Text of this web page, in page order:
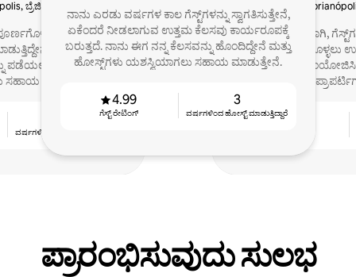
ಬ್ರೆಜಿಲ್
ನಂತರ, ನಾನು
ಮತ್ತು ಹೋಸ್ಟ್‌ಗಳು
ಪಡೆಯಲು ಮತ್ತು ಅವರ
ಮಾಡುತ್ತಿದ್ದೇನೆ.
ವರ್ಷಗಳಿಂದ ಹೋಸ್ಟ್ ‌ಮಾಡುತ್ತಿದ್ದಾರೆ
ನಾನು ಎರಡು ವರ್ಷಗಳ ಕಾಲ ಗೆಸ್ಟ್‌ಗಳನ್ನು ಸ್ವಾಗತಿಸುತ್ತೇನೆ,
ಏಕೆಂದರೆ ನೀಡಲಾಗುವ ಉತ್ತಮ ಕೆಲಸವು ಕಾರ್ಯರೂಪಕ್ಕೆ
ಬರುತ್ತದೆ. ನಾನು ಈಗ ನನ್ನ ಕೆಲಸವನ್ನು ಹೊಂದಿದ್ದೇನೆ ಮತ್ತು
ಹೋಸ್ಟ್‌ಗಳು ಯಶಸ್ವಿಯಾಗಲು ಸಹಾಯ ಮಾಡುತ್ತೇನೆ.
4.99
ಗೆಸ್ಟ್ ರೇಟಿಂಗ್
3
ವರ್ಷಗಳಿಂದ ಹೋಸ್ಟ್ ‌ಮಾಡುತ್ತಿದ್ದಾರೆ
ಒಬ್ಬ ವಾಸ್ತುಶಿಲ್ಪಿಯಾಗಿ,
ಮತ್ತು ಉಳಿಸಿಕೊಳ್ಳಲು
ಅಲಂಕಾರವನ್ನು
ಮೂಲಕ ನಾನು
4.98
ಪ್ರಾರಂಭಿಸುವುದು ಸುಲಭ